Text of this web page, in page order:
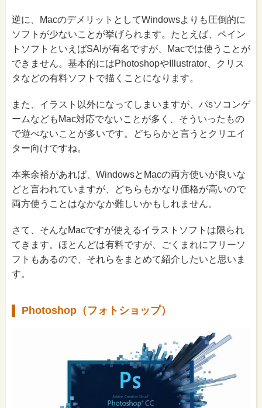
逆に、MacのデメリットとしてWindowsよりも圧倒的に
ソフトが少ないことが挙げられます。たとえば、ペイン
トソフトといえばSAIが有名ですが、Macでは使うことが
できません。基本的にはPhotoshopやIllustrator、クリス
タなどの有料ソフトで描くことになります。
また、イラスト以外になってしまいますが、パsソコンゲ
ームなどもMac対応でないことが多く、そういったもの
で遊べないことが多いです。どちらかと言うとクリエイ
ター向けですね。
本来余裕があれば、WindowsとMacの両方使いが良いな
どと言われていますが、どちらもかなり価格が高いので
両方使うことはなかなか難しいかもしれません。
さて、そんなMacですが使えるイラストソフトは限られ
てきます。ほとんどは有料ですが、ごくまれにフリーソ
フトもあるので、それらをまとめて紹介したいと思いま
す。
Photoshop（フォトショップ）